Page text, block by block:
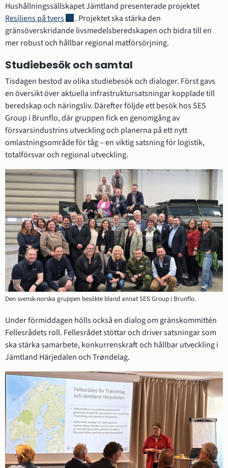
Resiliens på tversLänk till annan webbplats, öppnas i nytt fönster.
. Projektet ska stärka den
gränsöverskridande livsmedelsberedskapen och bidra till en
mer robust och hållbar regional matförsörjning.
Studiebesök och samtal
Tisdagen bestod av olika studiebesök och dialoger. Först gavs
en översikt över aktuella infrastruktursatsningar kopplade till
beredskap och näringsliv. Därefter följde ett besök hos SES
Group i Brunflo, där gruppen fick en genomgång av
försvarsindustrins utveckling och planerna på ett nytt
omlastningsområde för tåg – en viktig satsning för logistik,
totalförsvar och regional utveckling.
Den svensk-norska gruppen besökte bland annat SES Group i Brunflo.
Under förmiddagen hölls också en dialog om gränskommittén
Fellesrådets roll. Fellesrådet stöttar och driver satsningar som
ska stärka samarbete, konkurrenskraft och hållbar utveckling i
Jämtland Härjedalen och Trøndelag.